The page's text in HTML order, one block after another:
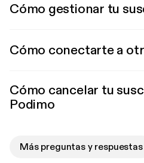
Cómo gestionar tu
Cómo conectarte a
Cómo cancelar tu
Podimo
Más preguntas y respuestas